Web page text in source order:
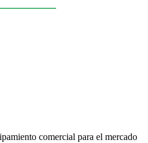
comercial para el mercado